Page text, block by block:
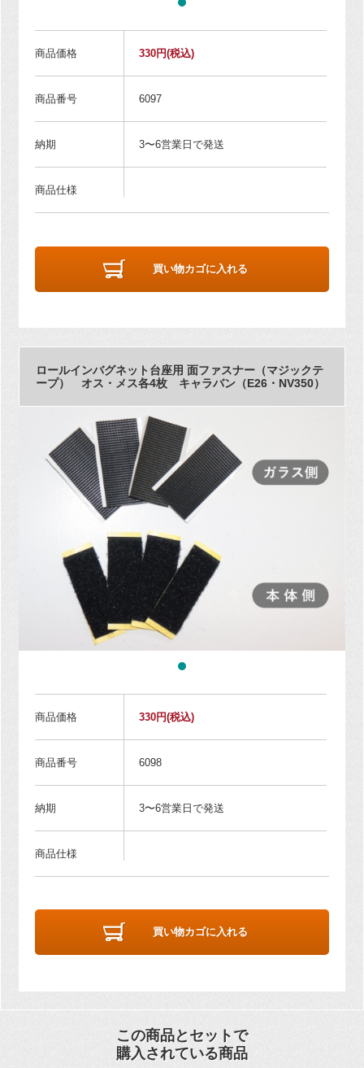
商品価格 330円(税込)
商品番号 6097
納期 3〜6営業日で発送
商品仕様
買い物カゴに入れる
ロールインバグネット台座用 面ファスナー（マジックテ
ープ） オス・メス各4枚 キャラバン（E26・NV350）
商品価格 330円(税込)
商品番号 6098
納期 3〜6営業日で発送
商品仕様
買い物カゴに入れる
この商品とセットで
購入されている商品